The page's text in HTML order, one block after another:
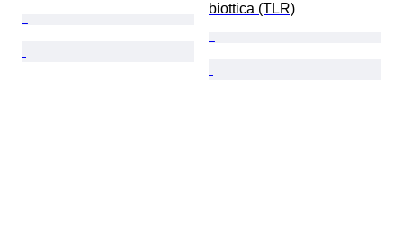
biottica (TLR)